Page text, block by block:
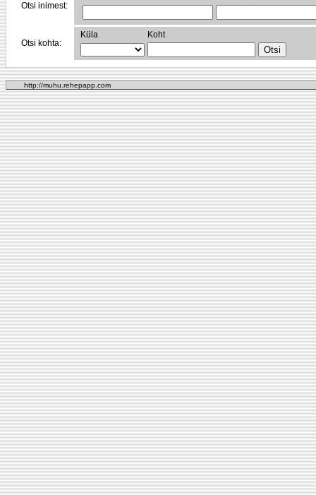
Otsi inimest:
Otsi kohta:
Küla Koht
http://muhu.rehepapp.com